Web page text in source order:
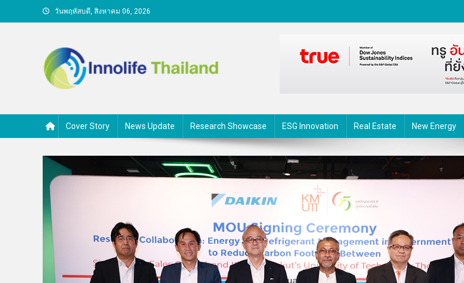
to
วันพฤหัสบดี, สิงหาคม 06, 2026
Cover Story News Update Research Showcase ESG Innovation Real Estate New Energy